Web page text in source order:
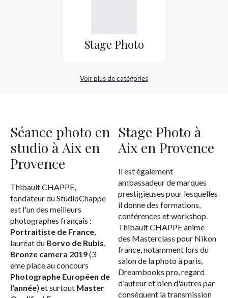
Séance photo en
studio à Aix en
Provence
Thibault CHAPPE,
fondateur du StudioChappe
est l'un des meilleurs
photographes français :
Portraitiste de France,
lauréat du Borvo de Rubis,
Bronze camera 2019(3
eme place au concours
Photographe Européen de
l'année) et surtout Master
Stage Photo à
Aix en Provence
Il est également
ambassadeur de marques
prestigieuses pour lesquelles
il donne des formations,
conférences et workshop.
Thibault CHAPPE anime
des Masterclass pour Nikon
france, notamment lors du
salon de la photo à paris,
Dreambooks pro, regard
d'auteur et bien d'autres par
conséquent la transmission
Stage Photo
Voir plus de catégories